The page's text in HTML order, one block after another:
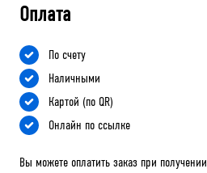
Оплата
По счету
Наличными
Картой (по QR)
Онлайн по ссылке
Вы можете оплатить заказ при получении